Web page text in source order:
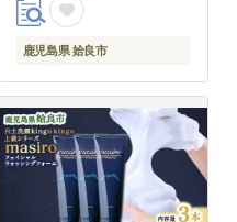
鹿児島県 姶良市